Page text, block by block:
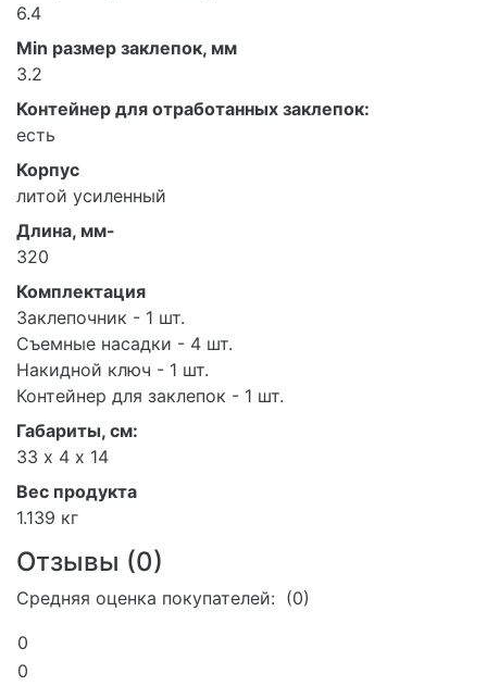
6.4
Min размер заклепок, мм
3.2
Контейнер для отработанных заклепок:
есть
Корпус
литой усиленный
Длина, мм-
320
Комплектация
Заклепочник - 1 шт.
Съемные насадки - 4 шт.
Накидной ключ - 1 шт.
Контейнер для заклепок - 1 шт.
Габариты, см:
33 х 4 х 14
Вес продукта
1.139 кг
Отзывы (0)
Средняя оценка покупателей: (0)
0
0